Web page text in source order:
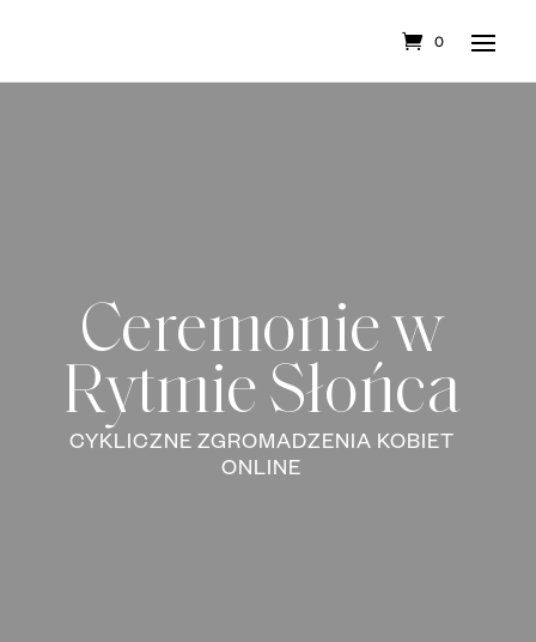
0
Ceremonie w
Rytmie Słońca
CYKLICZNE ZGROMADZENIA KOBIET
ONLINE